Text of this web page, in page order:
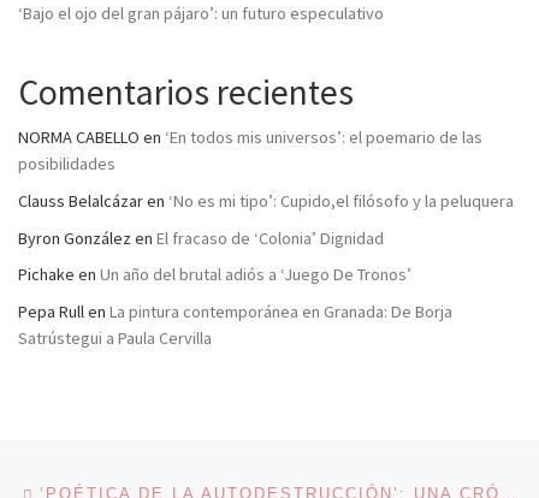
‘Bajo el ojo del gran pájaro’: un futuro especulativo
Comentarios recientes
NORMA CABELLO en ‘En todos mis universos’: el poemario de las
posibilidades
Clauss Belalcázaren ‘No es mi tipo’: Cupido,el filósofo y la peluquera
Byron González en El fracaso de ‘Colonia’ Dignidad
Pichake en Un año del brutal adiós a ‘Juego De Tronos’
Pepa Rullen La pintura contemporánea en Granada: De Borja
Satrústegui a Paula Cervilla
Navegación de entradas ‘POÉTICA DE LA AUTODESTRUCCIÓN’: UNA CRÓNICA DE LOS MILLENIALS RURALES